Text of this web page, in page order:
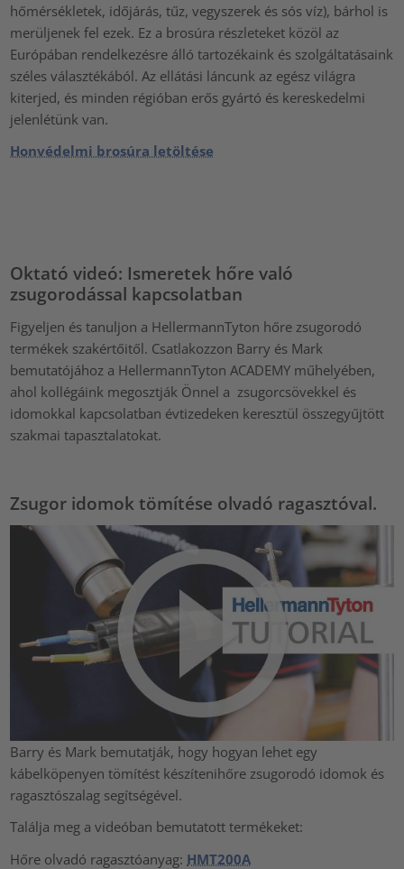
hőmérsékletek, időjárás, tűz, vegyszerek és sós víz), bárhol is
merüljenek fel ezek. Ez a brosúra részleteket közöl az
Európában rendelkezésre álló tartozékaink és szolgáltatásaink
széles választékából. Az ellátási láncunk az egész világra
kiterjed, és minden régióban erős gyártó és kereskedelmi
jelenlétünk van.
Honvédelmi brosúra letöltése
Oktató videó: Ismeretek hőre való
zsugorodással kapcsolatban
Figyeljen és tanuljon a HellermannTyton hőre zsugorodó
termékek szakértőitől. Csatlakozzon Barry és Mark
bemutatójához a HellermannTyton ACADEMY műhelyében,
ahol kollégáink megosztják Önnel a zsugorcsövekkel és
idomokkal kapcsolatban évtizedeken keresztül összegyűjtött
szakmai tapasztalatokat.
Zsugor idomok tömítése olvadó ragasztóval.
Barry és Mark bemutatják, hogy hogyan lehet egy
kábelköpenyen tömítést készítenihőre zsugorodó idomok és
ragasztószalag segítségével.
Találja meg a videóban bemutatott termékeket:
Hőre olvadó ragasztóanyag: HMT200A